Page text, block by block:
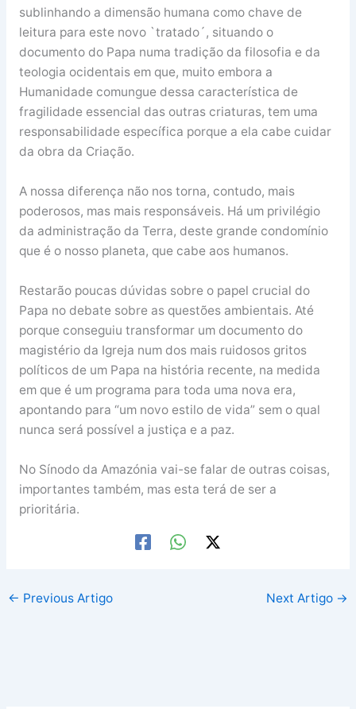
sublinhando a dimensão humana como chave de
leitura para este novo `tratado´, situando o
documento do Papa numa tradição da filosofia e da
teologia ocidentais em que, muito embora a
Humanidade comungue dessa característica de
fragilidade essencial das outras criaturas, tem uma
responsabilidade específica porque a ela cabe cuidar
da obra da Criação.
A nossa diferença não nos torna, contudo, mais
poderosos, mas mais responsáveis. Há um privilégio
da administração da Terra, deste grande condomínio
que é o nosso planeta, que cabe aos humanos.
Restarão poucas dúvidas sobre o papel crucial do
Papa no debate sobre as questões ambientais. Até
porque conseguiu transformar um documento do
magistério da Igreja num dos mais ruidosos gritos
políticos de um Papa na história recente, na medida
em que é um programa para toda uma nova era,
apontando para “um novo estilo de vida” sem o qual
nunca será possível a justiça e a paz.
No Sínodo da Amazónia vai-se falar de outras coisas,
importantes também, mas esta terá de ser a
prioritária.
← Previous Artigo Next Artigo →